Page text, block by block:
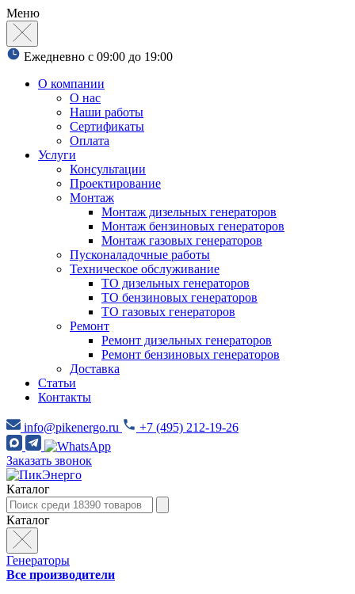
Меню
Ежедневно с 09:00 до 19:00
О компании
О нас
Наши работы
Сертификаты
Оплата
Услуги
Консультации
Проектирование
Монтаж
Монтаж дизельных генераторов
Монтаж бензиновых генераторов
Монтаж газовых генераторов
Пусконаладочные работы
Техническое обслуживание
ТО дизельных генераторов
ТО бензиновых генераторов
ТО газовых генераторов
Ремонт
Ремонт дизельных генераторов
Ремонт бензиновых генераторов
Доставка
Статьи
Контакты
info@pikenergo.ru +7 (495) 212-19-26
Заказать звонок
Каталог
Каталог
Генераторы
Все производители